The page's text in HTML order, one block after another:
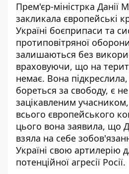
Прем'єр-міністрка Данії
закликала європейські
Україні боєприпаси та
протиповітряної
залишаються без
враховуючи, що на
немає. Вона
бореться за свободу, є
зацікавленим
всього європейського
цього вона заявила, що
взяла на себе
Україні свою артилерію
потенційної агресії Росії.